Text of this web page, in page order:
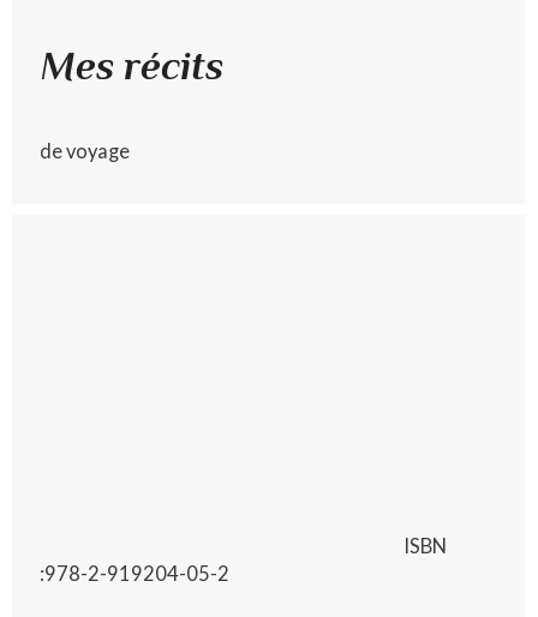
Mes récits
de voyage
ISBN
:978-2-919204-05-2